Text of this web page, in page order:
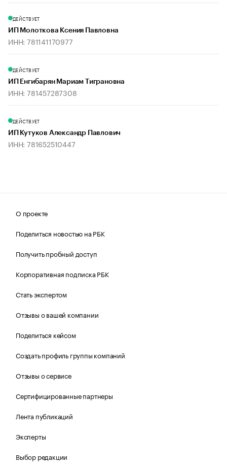
ДЕЙСТВУЕТ
ИП Молоткова Ксения Павловна
ИНН: 781141170977
ДЕЙСТВУЕТ
ИП Енгибарян Мариам Тиграновна
ИНН: 781457287308
ДЕЙСТВУЕТ
ИП Кутуков Александр Павлович
ИНН: 781652510447
О проекте
Поделиться новостью на РБК
Получить пробный доступ
Корпоративная подписка РБК
Стать экспертом
Отзывы о вашей компании
Поделиться кейсом
Создать профиль группы компаний
Отзывы о сервисе
Сертифицированные партнеры
Лента публикаций
Эксперты
Выбор редакции